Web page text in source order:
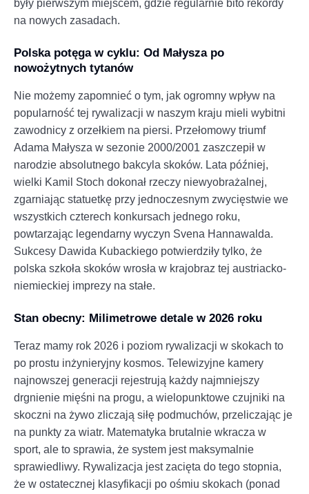
były pierwszym miejscem, gdzie regularnie bito rekordy
na nowych zasadach.
Polska potęga w cyklu: Od Małysza po
nowożytnych tytanów
Nie możemy zapomnieć o tym, jak ogromny wpływ na
popularność tej rywalizacji w naszym kraju mieli wybitni
zawodnicy z orzełkiem na piersi. Przełomowy triumf
Adama Małysza w sezonie 2000/2001 zaszczepił w
narodzie absolutnego bakcyla skoków. Lata później,
wielki Kamil Stoch dokonał rzeczy niewyobrażalnej,
zgarniając statuetkę przy jednoczesnym zwycięstwie we
wszystkich czterech konkursach jednego roku,
powtarzając legendarny wyczyn Svena Hannawalda.
Sukcesy Dawida Kubackiego potwierdziły tylko, że
polska szkoła skoków wrosła w krajobraz tej austriacko-
niemieckiej imprezy na stałe.
Stan obecny: Milimetrowe detale w 2026 roku
Teraz mamy rok 2026 i poziom rywalizacji w skokach to
po prostu inżynieryjny kosmos. Telewizyjne kamery
najnowszej generacji rejestrują każdy najmniejszy
drgnienie mięśni na progu, a wielopunktowe czujniki na
skoczni na żywo zliczają siłę podmuchów, przeliczając je
na punkty za wiatr. Matematyka brutalnie wkracza w
sport, ale to sprawia, że system jest maksymalnie
sprawiedliwy. Rywalizacja jest zacięta do tego stopnia,
że w ostatecznej klasyfikacji po ośmiu skokach (ponad